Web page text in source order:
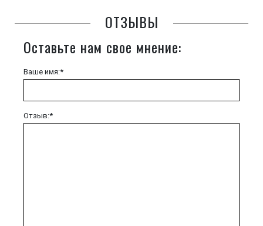
ОТЗЫВЫ
Оставьте нам свое мнение:
Ваше имя:*
Отзыв:*